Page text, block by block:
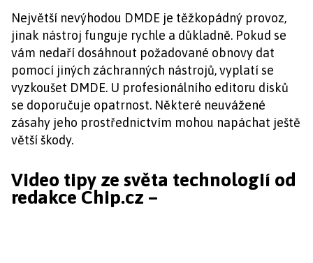
Největší nevýhodou DMDE je těžkopádný provoz,
jinak nástroj funguje rychle a důkladně. Pokud se
vám nedaří dosáhnout požadované obnovy dat
pomocí jiných záchranných nástrojů, vyplatí se
vyzkoušet DMDE. U profesionálního editoru disků
se doporučuje opatrnost. Některé neuvážené
zásahy jeho prostřednictvím mohou napáchat ještě
větší škody.
Video tipy ze světa technologií od
redakce Chip.cz –